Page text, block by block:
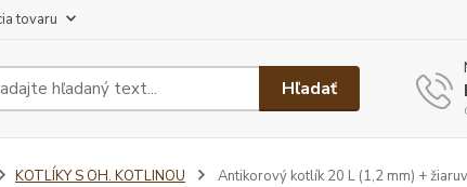
tovaru
Hľadať
KOTLÍKY S OH. KOTLINOU Antikorový kotlík 20 L (1,2 mm) +